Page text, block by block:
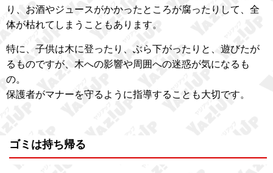
り、お酒やジュースがかかったところが腐ったりして、全
体が枯れてしまうこともあります。
特に、子供は木に登ったり、ぶら下がったりと、遊びたが
るものですが、木への影響や周囲への迷惑が気になるも
の。
保護者がマナーを守るように指導することも大切です。
ゴミは持ち帰る